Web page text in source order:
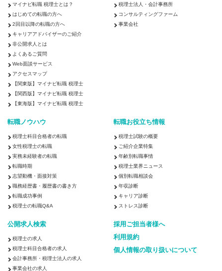
マイナビ転職 税理士とは？
はじめての転職の方へ
2回目以降の転職の方へ
キャリアアドバイザーのご紹介
非公開求人とは
よくあるご質問
Web面談サービス
アクセスマップ
【関東版】マイナビ転職 税理士
【関西版】マイナビ転職 税理士
【東海版】マイナビ転職 税理士
税理士法人・会計事務所
コンサルティングファーム
事業会社
転職ノウハウ
税理士科目合格者の転職
女性税理士の転職
実務未経験者の転職
転職時期
志望動機・面接対策
職務経歴書・履歴書の書き方
転職成功事例
税理士の転職Q&A
転職お役立ち情報
税理士試験の概要
ご紹介企業特集
年齢別転職事情
税理士業界ニュース
個別転職相談会
年収診断
キャリア診断
ストレス診断
公開求人検索
税理士の求人
税理士科目合格者の求人
会計事務所・税理士法人の求人
事業会社の求人
採用ご担当者様へ
利用規約
個人情報の取り扱いについて